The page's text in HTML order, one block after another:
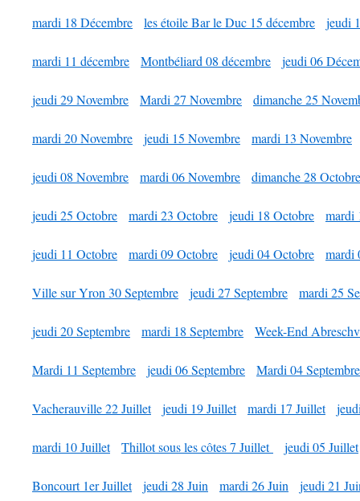
mardi 18 Décembre les étoile Bar le Duc 15 décembre jeudi
mardi 11 décembre Montbéliard 08 décembre jeudi 06
jeudi 29 Novembre Mardi 27 Novembre dimanche 25
mardi 20 Novembre jeudi 15 Novembre mardi 13 Novembre
jeudi 08 Novembre mardi 06 Novembre dimanche 28 Octobre
jeudi 25 Octobre mardi 23 Octobre jeudi 18 Octobre mardi
jeudi 11 Octobre mardi 09 Octobre jeudi 04 Octobre mardi
Ville sur Yron 30 Septembre jeudi 27 Septembre mardi 25
jeudi 20 Septembre mardi 18 Septembre Week-End
Mardi 11 Septembre jeudi 06 Septembre Mardi 04 Septembre
Vacherauville 22 Juillet jeudi 19 Juillet mardi 17 Juillet
mardi 10 Juillet Thillot sous les côtes 7 Juillet jeudi 05 Juillet
Boncourt 1er Juillet jeudi 28 Juin mardi 26 Juin jeudi 21